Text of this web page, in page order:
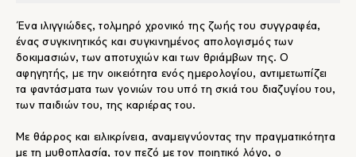
Ένα ιλιγγιώδες, τολμηρό χρονικό της ζωής του συγγραφέα,
ένας συγκινητικός και συγκινημένος απολογισμός των
δοκιμασιών, των αποτυχιών και των θριάμβων της. Ο
αφηγητής, με την οικειότητα ενός ημερολογίου, αντιμετωπίζει
τα φαντάσματα των γονιών του υπό τη σκιά του διαζυγίου του,
των παιδιών του, της καριέρας του.
Με θάρρος και ειλικρίνεια, αναμειγνύοντας την πραγματικότητα
με τη μυθοπλασία, τον πεζό με τον ποιητικό λόγο, ο